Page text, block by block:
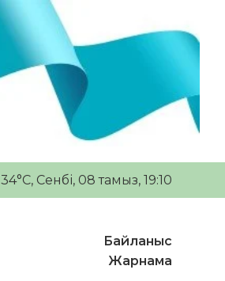
34°C, Сенбі, 08 тамыз, 19:10
Байланыс
Жарнама